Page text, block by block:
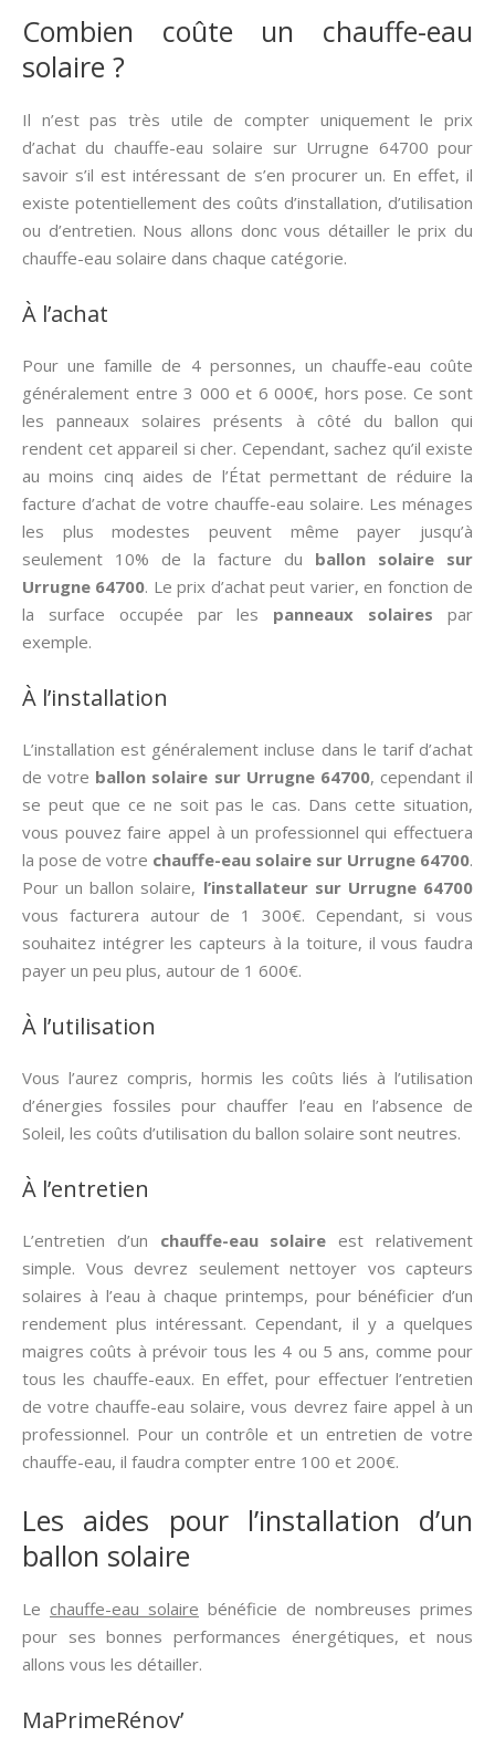
Combien coûte un chauffe-eau
solaire ?
Il n’est pas très utile de compter uniquement le prix
d’achat du chauffe-eau solaire sur Urrugne 64700 pour
savoir s’il est intéressant de s’en procurer un. En effet, il
existe potentiellement des coûts d’installation, d’utilisation
ou d’entretien. Nous allons donc vous détailler le prix du
chauffe-eau solaire dans chaque catégorie.
À l’achat
Pour une famille de 4 personnes, un chauffe-eau coûte
généralement entre 3 000 et 6 000€, hors pose. Ce sont
les panneaux solaires présents à côté du ballon qui
rendent cet appareil si cher. Cependant, sachez qu’il existe
au moins cinq aides de l’État permettant de réduire la
facture d’achat de votre chauffe-eau solaire. Les ménages
les plus modestes peuvent même payer jusqu’à
seulement 10% de la facture du ballon solaire sur
Urrugne 64700. Le prix d’achat peut varier, en fonction de
la surface occupée par les panneaux solaires par
exemple.
À l’installation
L’installation est généralement incluse dans le tarif d’achat
de votre ballon solaire sur Urrugne 64700, cependant il
se peut que ce ne soit pas le cas. Dans cette situation,
vous pouvez faire appel à un professionnel qui effectuera
la pose de votre chauffe-eau solaire sur Urrugne 64700.
Pour un ballon solaire, l’installateur sur Urrugne 64700
vous facturera autour de 1 300€. Cependant, si vous
souhaitez intégrer les capteurs à la toiture, il vous faudra
payer un peu plus, autour de 1 600€.
À l’utilisation
Vous l’aurez compris, hormis les coûts liés à l’utilisation
d’énergies fossiles pour chauffer l’eau en l’absence de
Soleil, les coûts d’utilisation du ballon solaire sont neutres.
À l’entretien
L’entretien d’un chauffe-eau solaire est relativement
simple. Vous devrez seulement nettoyer vos capteurs
solaires à l’eau à chaque printemps, pour bénéficier d’un
rendement plus intéressant. Cependant, il y a quelques
maigres coûts à prévoir tous les 4 ou 5 ans, comme pour
tous les chauffe-eaux. En effet, pour effectuer l’entretien
de votre chauffe-eau solaire, vous devrez faire appel à un
professionnel. Pour un contrôle et un entretien de votre
chauffe-eau, il faudra compter entre 100 et 200€.
Les aides pour l’installation d’un
ballon solaire
Le chauffe-eau solaire bénéficie de nombreuses primes
pour ses bonnes performances énergétiques, et nous
allons vous les détailler.
MaPrimeRénov’